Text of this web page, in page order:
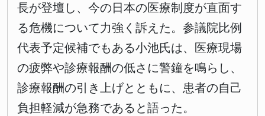
長が登壇し、今の日本の医療制度が直面す
る危機について力強く訴えた。参議院比例
代表予定候補でもある小池氏は、医療現場
の疲弊や診療報酬の低さに警鐘を鳴らし、
診療報酬の引き上げとともに、患者の自己
負担軽減が急務であると語った。